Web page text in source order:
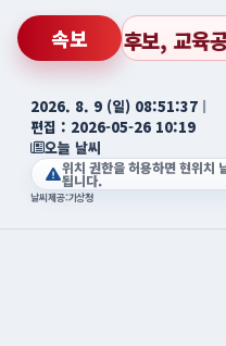
속보
표 “교육환경 개선에 적
2026. 8. 9 (일) 08:51:39 ㅣ
편집 : 2026-05-26 10:19
오늘 날씨
위치 권한을 허용하면 현위치
됩니다.
날씨제공:기상청